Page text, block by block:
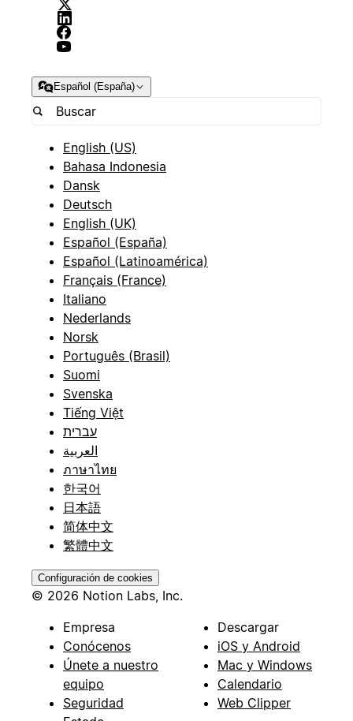
Español (España)
English (US)
Bahasa Indonesia
Dansk
Deutsch
English (UK)
Español (España)
Español (Latinoamérica)
Français (France)
Italiano
Nederlands
Norsk
Português (Brasil)
Suomi
Svenska
Tiếng Việt
עברית
العربية
ภาษาไทย
한국어
日本語
简体中文
繁體中文
Configuración de cookies
© 2026 Notion Labs, Inc.
Empresa
Conócenos
Únete a nuestro
equipo
Seguridad
Descargar
iOS y Android
Mac y Windows
Calendario
Web Clipper